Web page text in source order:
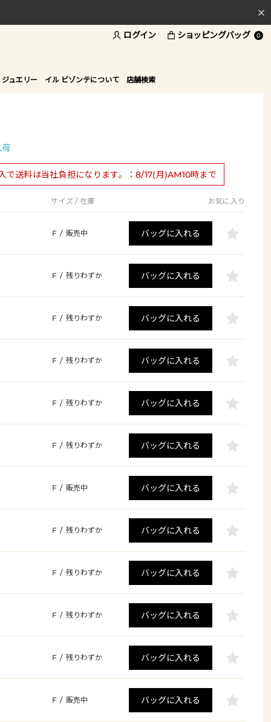
ログイン ショッピングバッグ 0
ュエリー イル ビゾンテについて 店舗検索
荷
で送料は当社負担になります。：8/17(月)AM10時まで
サイズ / 在庫 お気に入り
F / 販売中 バッグに入れる
F / 残りわずか バッグに入れる
F / 残りわずか バッグに入れる
F / 残りわずか バッグに入れる
F / 残りわずか バッグに入れる
F / 残りわずか バッグに入れる
F / 販売中 バッグに入れる
F / 残りわずか バッグに入れる
F / 残りわずか バッグに入れる
F / 残りわずか バッグに入れる
F / 残りわずか バッグに入れる
F / 販売中 バッグに入れる